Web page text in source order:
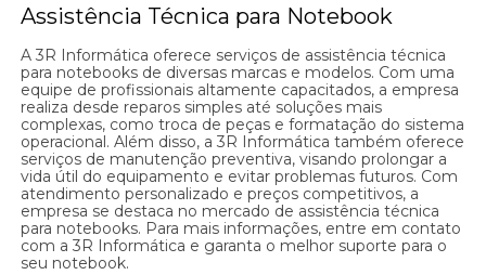
Assistência Técnica para Notebook
A 3R Informática oferece serviços de assistência técnica
para notebooks de diversas marcas e modelos. Com uma
equipe de profissionais altamente capacitados, a empresa
realiza desde reparos simples até soluções mais
complexas, como troca de peças e formatação do sistema
operacional. Além disso, a 3R Informática também oferece
serviços de manutenção preventiva, visando prolongar a
vida útil do equipamento e evitar problemas futuros. Com
atendimento personalizado e preços competitivos, a
empresa se destaca no mercado de assistência técnica
para notebooks. Para mais informações, entre em contato
com a 3R Informática e garanta o melhor suporte para o
seu notebook.